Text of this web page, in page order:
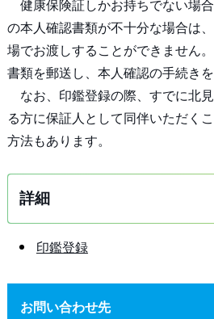
健康保険証しかお持ちでない場
の本人確認書類が不十分な場合は
場でお渡しすることができません
書類を郵送し、本人確認の手続き
なお、印鑑登録の際、すでに北
る方に保証人として同伴いただく
方法もあります。
詳細
印鑑登録
お問い合わせ先